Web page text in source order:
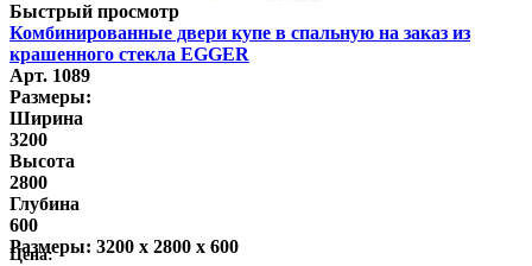
Быстрый просмотр
Комбинированные двери купе в спальную на заказ из
крашенного стекла EGGER
Арт. 1089
Размеры:
Ширина
3200
Высота
2800
Глубина
600
Размеры: 3200 x 2800 x 600
Цена: